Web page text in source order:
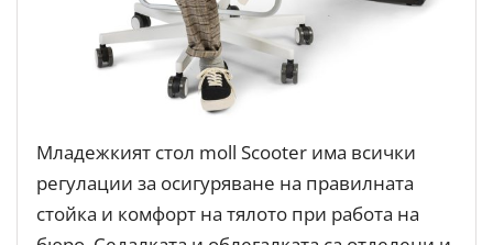
Младежкият стол moll Scooter има всички
регулации за осигуряване на правилната
стойка и комфорт на тялото при работа на